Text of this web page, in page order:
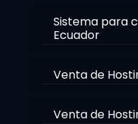
Sistema para
Ecuador
Venta de
Venta de